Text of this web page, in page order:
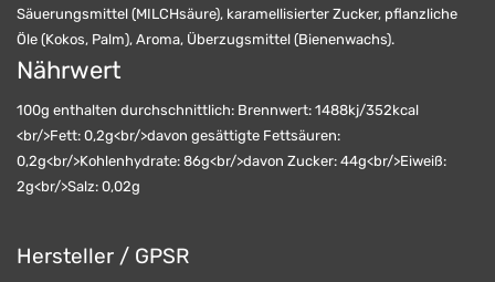
Säuerungsmittel (MILCHsäure), karamellisierter Zucker, pflanzliche
Öle (Kokos, Palm), Aroma, Überzugsmittel (Bienenwachs).
Nährwert
100g enthalten durchschnittlich: Brennwert: 1488kj/352kcal
<br/>Fett: 0,2g<br/>davon gesättigte Fettsäuren:
0,2g<br/>Kohlenhydrate: 86g<br/>davon Zucker: 44g<br/>Eiweiß:
2g<br/>Salz: 0,02g
Hersteller / GPSR